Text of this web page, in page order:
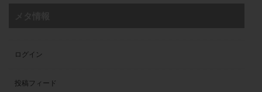
ログイン
投稿フィード